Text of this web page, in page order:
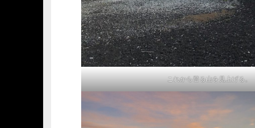
これから登る山を見上げる。